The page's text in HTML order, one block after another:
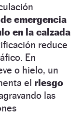
emergencia
en la calzada
reduce
En
o hielo, un
el riesgo
las